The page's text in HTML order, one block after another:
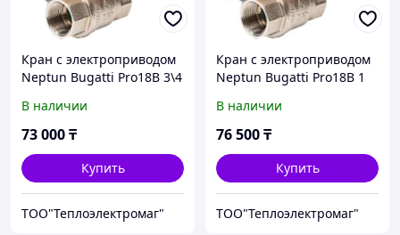
Кран с электроприводом
Neptun Bugatti Pro18B 3\4
В наличии
73 000₸
Купить
ТОО"Теплоэлектромаг"
Кран с электроприводом
Neptun Bugatti Pro18B 1
В наличии
76 500₸
Купить
ТОО"Теплоэлектромаг"